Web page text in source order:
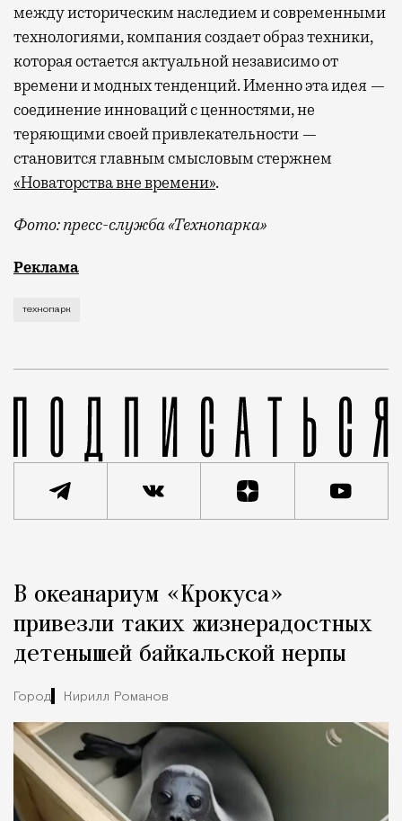
между историческим наследием и современными
технологиями, компания создает образ техники,
которая остается актуальной независимо от
времени и модных тенденций. Именно эта идея —
соединение инноваций с ценностями, не
теряющими своей привлекательности —
становится главным смысловым стержнем
«Новаторства вне времени».
Фото: пресс-служба «Технопарка»
Рекламные кампании техники редко выходят за
Реклама
технопарк
Город
В океанариум «Крокуса»
привезли таких жизнерадостных
детенышей байкальской нерпы
Город Кирилл Романов